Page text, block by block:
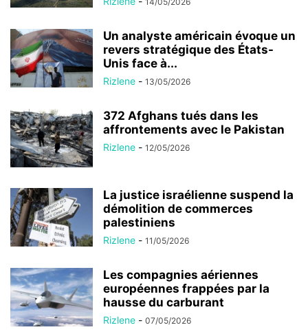
Un analyste américain évoque un
revers stratégique des États-
Unis face à...
Rizlene - 13/05/2026
372 Afghans tués dans les
affrontements avec le Pakistan
Rizlene - 12/05/2026
La justice israélienne suspend la
démolition de commerces
palestiniens
Rizlene - 11/05/2026
Les compagnies aériennes
européennes frappées par la
hausse du carburant
Rizlene - 07/05/2026